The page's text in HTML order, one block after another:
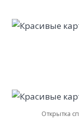
Открытка